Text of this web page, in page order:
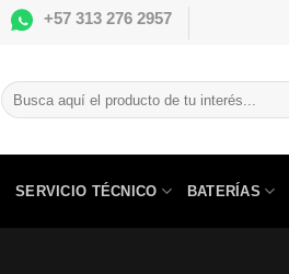
+57 313 276 2957
Buscar
por:
SERVICIO TÉCNICO BATERÍAS